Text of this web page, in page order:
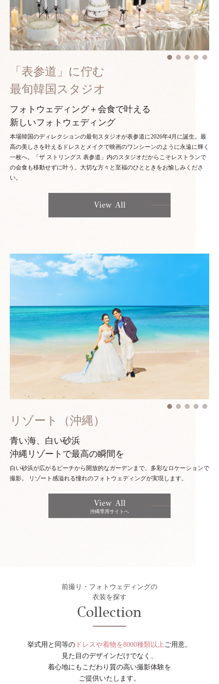
「表参道」に佇む
最旬韓国スタジオ
フォトウェディング＋会食で叶える
新しいフォトウェディング
本場韓国のディレクションの最旬スタジオが表参道に2026年4月に誕生。最
高の美しさを叶えるドレスとメイクで映画のワンシーンのように永遠に輝く
一枚へ。「ザ ストリングス 表参道」内のスタジオだからこそレストランで
の会食も移動せずに叶う。大切な方々と至福のひとときをお愉しみくださ
い。
View All
リゾート（沖縄）
青い海、白い砂浜
沖縄リゾートで最高の瞬間を
白い砂浜が広がるビーチから開放的なガーデンまで、多彩なロケーションで
撮影。
リゾート感溢れる憧れのフォトウェディングが実現します。
View All
沖縄専用サイトへ
前撮り・フォトウェディングの
衣装を探す
Collection
挙式用と同等の ドレスや着物を8000種類以上 ご用意。
見た目のデザインだけでなく、
着心地にもこだわり質の高い撮影体験を
ご提供いたします。